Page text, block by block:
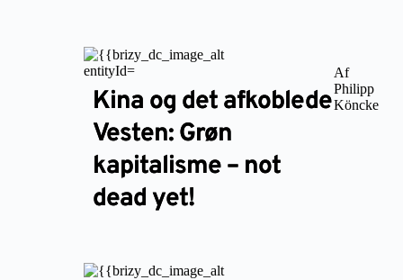
Kina og det afkoblede
Vesten: Grøn
kapitalisme – not
dead yet!
Af
Philipp
Köncke